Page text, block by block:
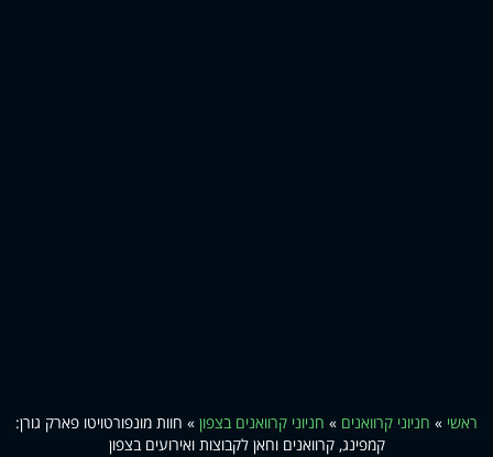
ראשי » חניוני קרוואנים » חניוני קרוואנים בצפון » חוות מונפורטויטו פארק גורן:
קמפינג, קרוואנים וחאן לקבוצות ואירועים בצפון